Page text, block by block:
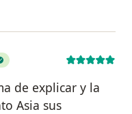
de explicar y la
Asia sus